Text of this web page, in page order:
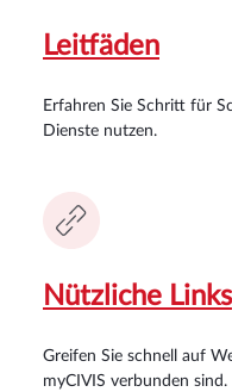
Leitfäden
Erfahren Sie Schritt für
Dienste nutzen.
Nützliche Links
Greifen Sie schnell auf
myCIVIS verbunden sind.